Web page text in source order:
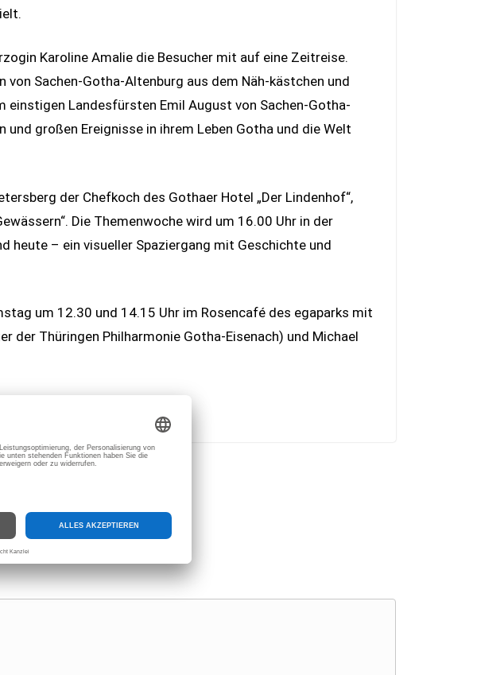
Karoline Amalie die Besucher mit auf eine Zeitreise.
von Sachen-Gotha-Altenburg aus dem Näh-kästchen und
Landesfürsten Emil August von Sachen-Gotha-
großen Ereignisse in ihrem Leben Gotha und die Welt
der Chefkoch des Gothaer Hotel „Der Lindenhof“,
Die Themenwoche wird um 16.00 Uhr in der
heute – ein visueller Spaziergang mit Geschichte und
um 12.30 und 14.15 Uhr im Rosencafé des egaparks mit
der Thüringen Philharmonie Gotha-Eisenach) und Michael